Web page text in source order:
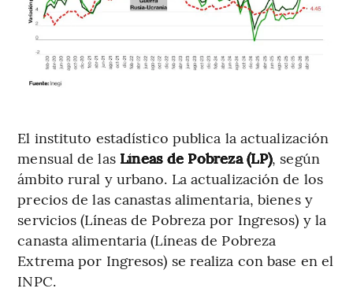
El instituto estadístico publica la actualización
mensual de las Líneas de Pobreza (LP), según
ámbito rural y urbano. La actualización de los
precios de las canastas alimentaria, bienes y
servicios (Líneas de Pobreza por Ingresos) y la
canasta alimentaria (Líneas de Pobreza
Extrema por Ingresos) se realiza con base en el
INPC.